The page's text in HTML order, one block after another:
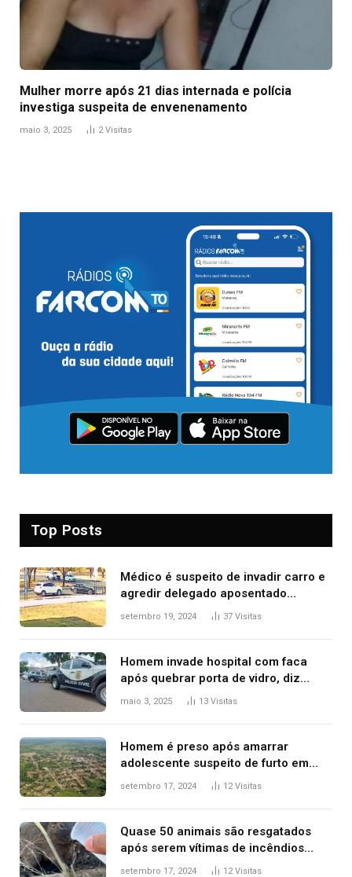
Mulher morre após 21 dias internada e polícia
investiga suspeita de envenenamento
maio 3, 2025 2Visitas
Top Posts
Médico é suspeito de invadir carro e
agredir delegado aposentado
durante confusão no trânsito
setembro 19, 2024 37 Visitas
Homem invade hospital com faca
após quebrar porta de vidro, diz
polícia
maio 3, 2025 13 Visitas
Homem é preso após amarrar
adolescente suspeito de furto em
estaca de cerca e agredi-lo
setembro 17, 2024 12Visitas
Quase 50 animais são resgatados
após serem vítimas de incêndios
florestais no Tocantins
setembro 17, 2024 12Visitas